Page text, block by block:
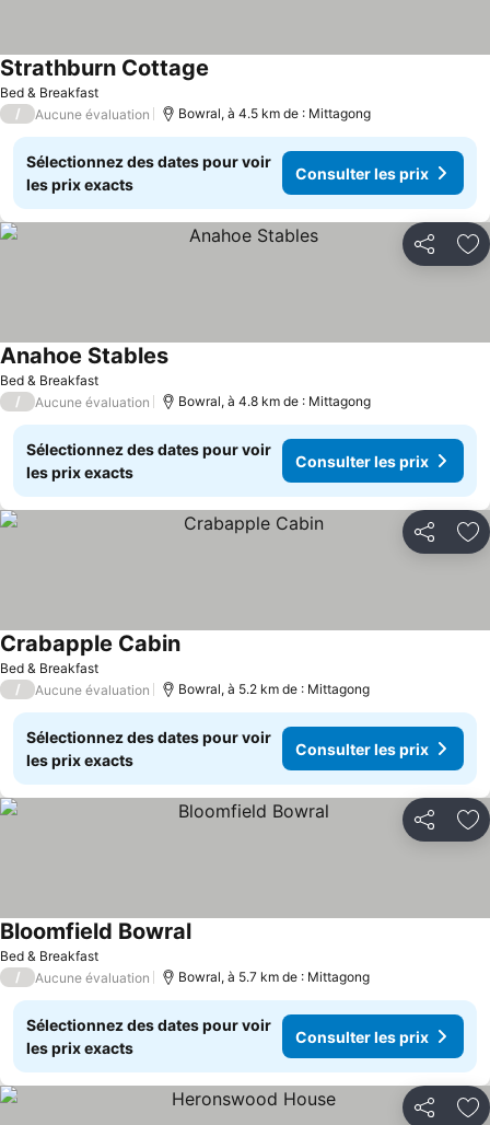
Bed & Breakfast
Strathburn Cottage
/ Aucune évaluation Bowral, à 4.5 km de : Mittagong
Sélectionnez des dates pour voir
les prix exacts
Consulter les prix
Partager
Bed & Breakfast
Anahoe Stables
/ Aucune évaluation Bowral, à 4.8 km de : Mittagong
Sélectionnez des dates pour voir
les prix exacts
Consulter les prix
Partager
Bed & Breakfast
Crabapple Cabin
/ Aucune évaluation Bowral, à 5.2 km de : Mittagong
Sélectionnez des dates pour voir
les prix exacts
Consulter les prix
Partager
Bed & Breakfast
Bloomfield Bowral
/ Aucune évaluation Bowral, à 5.7 km de : Mittagong
Sélectionnez des dates pour voir
les prix exacts
Consulter les prix
Partager